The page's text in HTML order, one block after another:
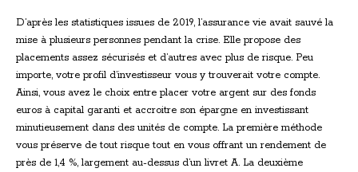
D’après les statistiques issues de 2019, l’assurance vie avait sauvé la
mise à plusieurs personnes pendant la crise. Elle propose des
placements assez sécurisés et d’autres avec plus de risque. Peu
importe, votre profil d’investisseur vous y trouverait votre compte.
Ainsi, vous avez le choix entre placer votre argent sur des fonds
euros à capital garanti et accroitre son épargne en investissant
minutieusement dans des unités de compte. La première méthode
vous préserve de tout risque tout en vous offrant un rendement de
près de 1,4 %, largement au-dessus d’un livret A. La deuxième